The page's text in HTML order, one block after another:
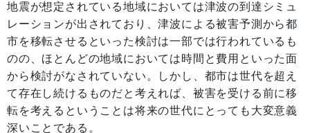
地震が想定されている地域においては津波の到達シミュ
レーションが出されており、津波による被害予測から都
市を移転させるといった検討は一部では行われているも
のの、ほとんどの地域においては時間と費用といった面
から検討がなされていない。しかし、都市は世代を超え
て存在し続けるものだと考えれば、被害を受ける前に移
転を考えるということは将来の世代にとっても大変意義
深いことである。